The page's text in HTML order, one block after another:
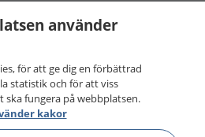
använder
för att ge dig en förbättrad
statistik och för att viss
fungera på webbplatsen.
kakor